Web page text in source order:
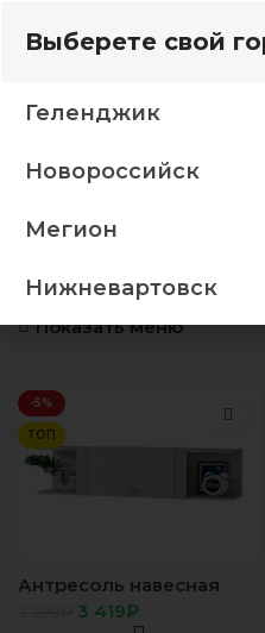
Главная Гостиная
Показать меню
-5%
ТОП
Антресоль навесная
полка “Монако” АН-07
ясень белый/F12
3 419₽
Выберете свой
Геленджик
Новороссийск
Мегион
Нижневартовск